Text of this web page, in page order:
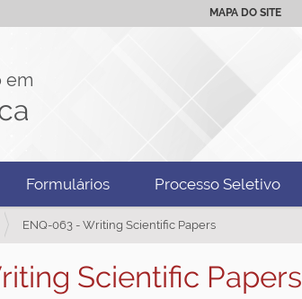
em
MAPA DO SITE
Formulários Processo Seletivo
ENQ-063 - Writing Scientific Papers
Scientific Papers